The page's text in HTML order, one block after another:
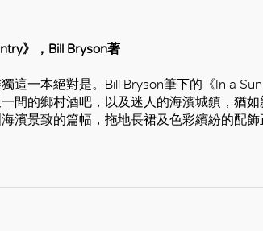
》，Bill Bryson著
這一本絕對是。Bill Bryson筆下的《In a
間的鄉村酒吧，以及迷人的海濱城鎮，猶
濱景致的篇幅，拖地長裙及色彩繽紛的配